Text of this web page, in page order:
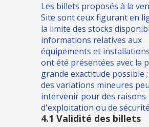
Les billets proposés à la
Site sont ceux figurant en
la limite des stocks
informations relatives aux
équipements et
ont été présentées avec la
grande exactitude possible
des variations mineures
intervenir pour des raisons
d'exploitation ou de
4.1 Validité des billets